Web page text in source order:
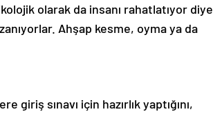
olarak da insanı rahatlatıyor diye
Ahşap kesme, oyma ya da
sınavı için hazırlık yaptığını,